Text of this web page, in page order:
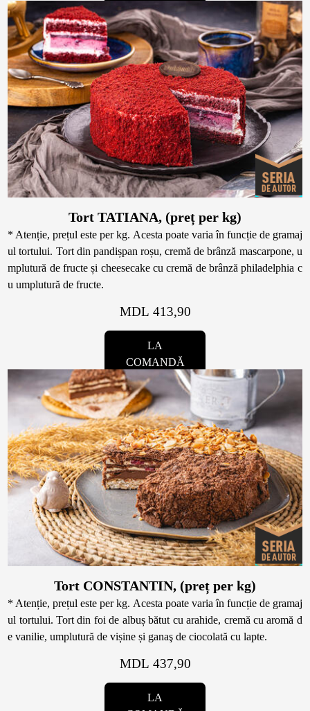
Toppere
Lumânări
Tort TATIANA, (preț per kg)
* Atenție, prețul este per kg. Acesta poate varia în funcție de gramaj
ul tortului. Tort din pandișpan roșu, cremă de brânză mascarpone, u
mplutură de fructe și cheesecake cu cremă de brânză philadelphia c
u umplutură de fructe.
MDL 413,90
LA
COMANDĂ
Tort CONSTANTIN, (preț per kg)
* Atenție, prețul este per kg. Acesta poate varia în funcție de gramaj
ul tortului. Tort din foi de albuș bătut cu arahide, cremă cu aromă d
e vanilie, umplutură de vișine și ganaş de ciocolată cu lapte.
MDL 437,90
LA